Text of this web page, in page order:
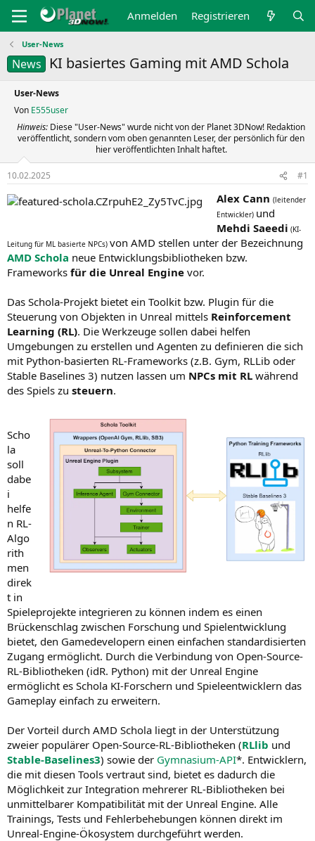
Anmelden Registrieren
User-News
News KI basiertes Gaming mit AMD Schola
User-News
Von E555user
Hinweis: Diese "User-News" wurde nicht von der Planet 3DNow! Redaktion
veröffentlicht, sondern vom oben genannten Leser, der persönlich für den
hier veröffentlichten Inhalt haftet.
10.02.2025 #1
Alex Cann(leitender
Entwickler) und
Mehdi Saeedi (KI-
Leitung für ML basierte NPCs) von AMD stellen unter der Bezeichnung
AMD Schola neue Entwicklungsbibliotheken bzw.
Frameworks für die Unreal Engine vor.
Das Schola-Projekt bietet ein Toolkit bzw. Plugin für die
Steuerung von Objekten in Unreal mittels Reinforcement
Learning (RL). Die Werkzeuge sollen dabei helfen
Umgebungen zu erstellen und Agenten zu definieren die sich
mit Python-basierten RL-Frameworks (z.B. Gym, RLLib oder
Stable Baselines 3) nutzen lassen um NPCs mit RL während
des Spiels zu steuern.
Scho
la
soll
dabe
i
helfe
n RL-
Algo
rith
men
direk
t in
Spieleprojekte integrieren zu können indem es einen
Brückenschlag zwischen Forschung und Spielentwicklung
bietet, den Gamedevelopern einen einfachen standardisierten
Zugang ermöglicht. Durch die Verbindung von Open-Source-
RL-Bibliotheken (idR. Python) mit der Unreal Engine
ermöglicht es Schola KI-Forschern und Spieleentwicklern das
Gameplay einfach zu erweitern.
Der Vorteil durch AMD Schola liegt in der Unterstützung
zweier populärer Open-Source-RL-Bibliotheken (RLlib und
Stable-Baselines3) sowie der Gymnasium-API*. Entwicklern,
die mit diesen Tools vertraut sind, bietet es dadurch die
Möglichkeit zur Integration mehrerer RL-Bibliotheken bei
unmittelbarer Kompatibilität mit der Unreal Engine. Alle
Trainings, Tests und Fehlerbehebungen können direkt im
Unreal-Engine-Ökosystem durchgeführt werden.